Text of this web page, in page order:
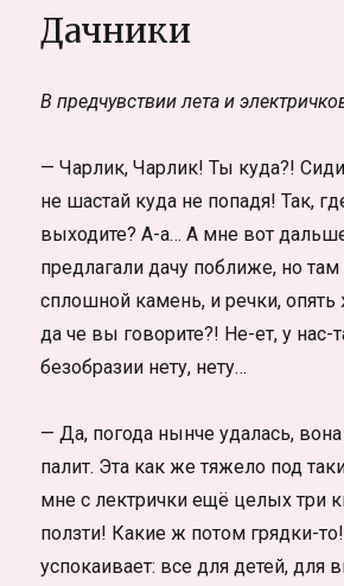
Дачники
В предчувствии лета и
— Чарлик, Чарлик! Ты куда?!
не шастай куда не попадя! Так,
выходите? А-а… А мне вот
предлагали дачу поближе, но
сплошной камень, и речки, опять
да че вы говорите?! Не-ет, у нас-
безобразии нету, нету…
— Да, погода нынче удалась,
палит. Эта как же тяжело под
мне с лектрички ещё целых три
ползти! Какие ж потом грядки-
успокаивает: все для детей, для